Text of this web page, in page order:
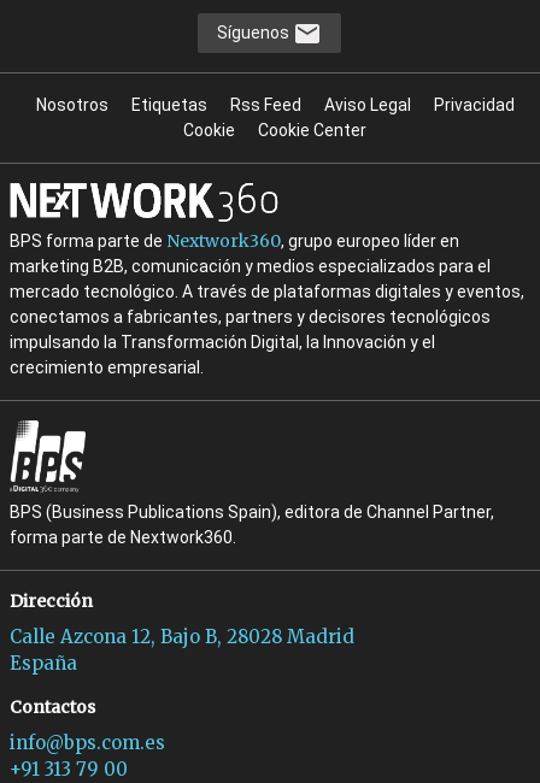
Síguenos
Nosotros Etiquetas Rss Feed Aviso Legal
Privacidad
Cookie
Cookie Center
BPS forma parte de Nextwork360, grupo europeo líder en
marketing B2B, comunicación y medios especializados para el
mercado tecnológico. A través de plataformas digitales y eventos,
conectamos a fabricantes, partners y decisores tecnológicos
impulsando la Transformación Digital, la Innovación y el
crecimiento empresarial.
BPS (Business Publications Spain), editora de Channel Partner,
forma parte de Nextwork360.
Dirección
Calle Azcona 12, Bajo B, 28028 Madrid
España
Contactos
info@bps.com.es
+91 313 79 00